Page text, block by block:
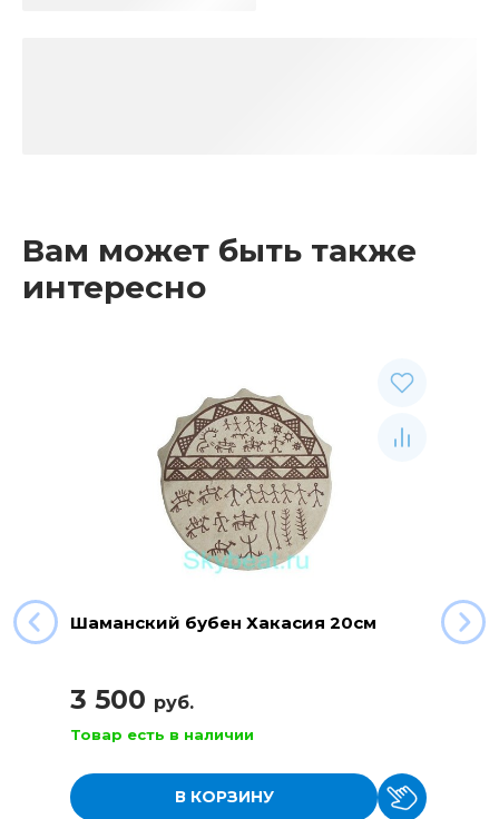
Вам может быть также
интересно
Шаманский бубен Хакасия 20см
3 500 руб.
Товар есть в наличии
В КОРЗИНУ